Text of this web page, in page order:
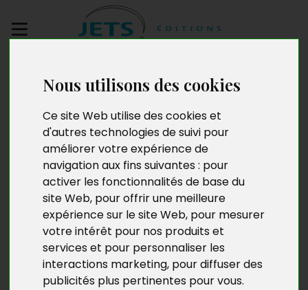
Nous utilisons des cookies
Ce site Web utilise des cookies et
d'autres technologies de suivi pour
améliorer votre expérience de
navigation aux fins suivantes : pour
activer les fonctionnalités de base du
site Web, pour offrir une meilleure
expérience sur le site Web, pour mesurer
votre intérêt pour nos produits et
services et pour personnaliser les
interactions marketing, pour diffuser des
publicités plus pertinentes pour vous.
manuscrit
Les Invités du
crépuscule